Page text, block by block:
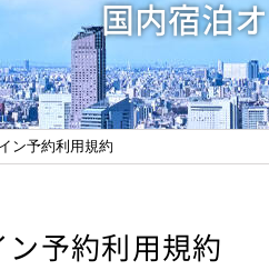
国内宿泊
ン予約利用規約
ン予約利用規約